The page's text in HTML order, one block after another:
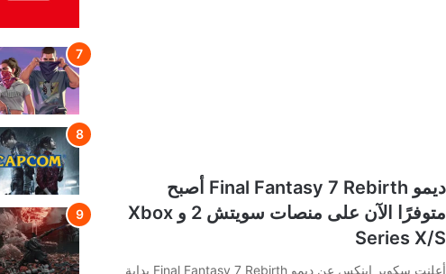
ديمو Final Fantasy 7 Rebirth أصبح
متوفرًا الآن على منصات سويتش 2 و Xbox
Series X/S
أعلنت سكوير إينكس عن ديمو Final Fantasy 7 Rebirth بداية